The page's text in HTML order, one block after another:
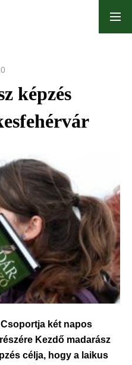
képzés
két napos
részére Kezdő madarász
célja, hogy a laikus